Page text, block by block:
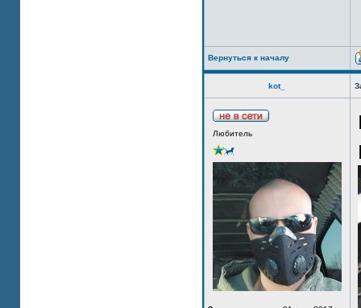
Вернуться к началу
kot_
Любитель